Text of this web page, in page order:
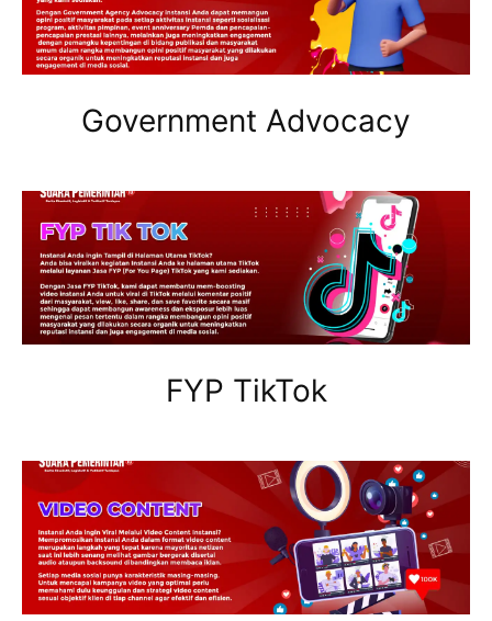
Government Advocacy
FYP TikTok